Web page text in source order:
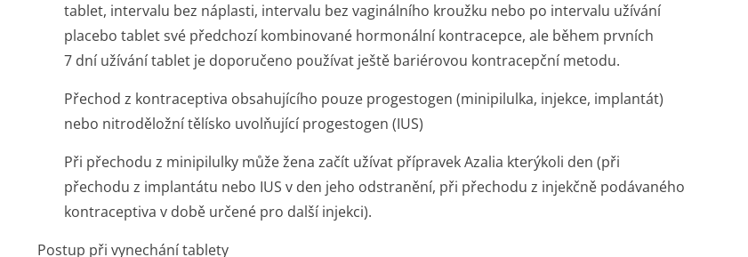
tablet, intervalu bez náplasti, intervalu bez vaginálního kroužku nebo po intervalu užívání
placebo tablet své předchozí kombinované hormonální kontracepce, ale během prvních
7 dní užívání tablet je doporučeno používat ještě bariérovou kontracepční metodu.
Přechod z kontraceptiva obsahujícího pouze progestogen (minipilulka, injekce, implantát)
nebo nitroděložní tělísko uvolňující progestogen (IUS)
Při přechodu z minipilulky může žena začít užívat přípravek Azalia kterýkoli den (při
přechodu z implantátu nebo IUS v den jeho odstranění, při přechodu z injekčně podávaného
kontraceptiva v době určené pro další injekci).
Postup při vynechání tablety